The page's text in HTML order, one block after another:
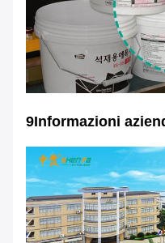
9Informazioni